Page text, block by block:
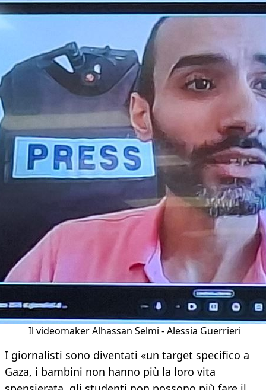
Il videomaker Alhassan Selmi - Alessia Guerrieri
I giornalisti sono diventati «un target specifico a
Gaza, i bambini non hanno più la loro vita